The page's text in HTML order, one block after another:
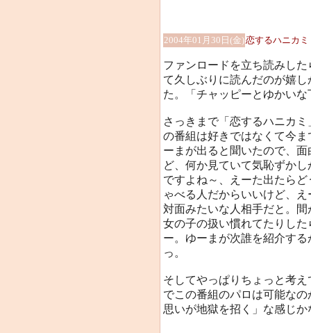
2004年01月30日(金)恋するハニカミ
ファンロードを立ち読みし
て久しぶりに読んだのが嬉
た。「チャッピーとゆかい
さっきまで「恋するハニカ
の番組は好きではなくて今
ーまが出ると聞いたので、
ど、何か見ていて気恥ずか
ですよね～、えーた出たら
ゃべる人だからいいけど、
対面みたいな人相手だと。
女の子の扱い慣れてたりし
ー。ゆーまが次誰を紹介す
っ。
そしてやっぱりちょっと考
でこの番組のパロは可能な
思いが地獄を招く」な感じか